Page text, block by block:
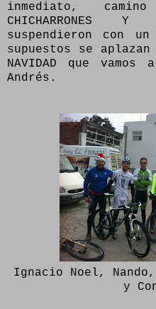
inmediato,
CHICHARRONES
suspendieron con
supuestos se
NAVIDAD que
Andrés.
Ignacio Noel,
y